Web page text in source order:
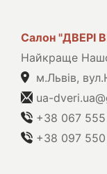
Салон "ДВЕРІ
Найкраще
м.Львів,
ua-
+38 067
+38 097